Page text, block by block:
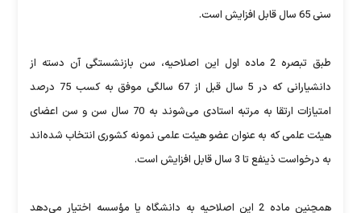
سنی 65 سال قابل افزایش است.
طبق تبصره 2 ماده اول این اصلاحیه، سن بازنشستگی آن دسته از
دانشیارانی كه در 5 سال قبل از 67 سالگی موفق به كسب 75 درصد
امتیازات ارتقا به مرتبه استادی می‌شوند به 70 سال سن و سن اعضای
هیئت علمی كه به عنوان عضو هیئت علمی نمونه كشوری انتخاب شده‌اند
به درخواست ذینفع تا 3 سال قابل افزایش است.
همچنین ماده 2 این اصلاحیه به دانشگاه یا مؤسسه اختیار می‌دهد